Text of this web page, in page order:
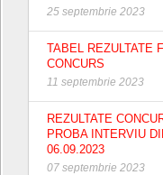
25 septembrie 2023
TABEL REZULTATE
CONCURS
11 septembrie 2023
REZULTATE
PROBA INTERVIU
06.09.2023
07 septembrie 2023